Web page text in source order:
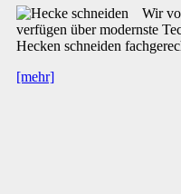
Wir
verfügen über modernste
Hecken schneiden
[mehr]